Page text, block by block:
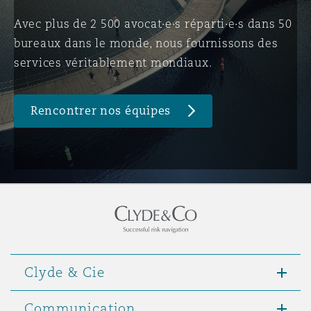
Avec plus de 2 500 avocat·e·s réparti·e·s dans 50
bureaux dans le monde, nous fournissons des
services véritablement mondiaux.
Rencontrer nos équipes
Clyde & Cie